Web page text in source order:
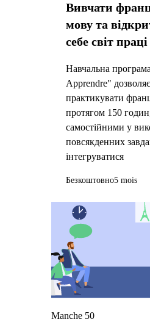
Вивчати
мову та
себе світ праці
Навчальна
Apprendre"
практикувати
протягом 150
самостійними у
повсякденних
інтегруватися
Безкоштовно5 mois
Manche 50